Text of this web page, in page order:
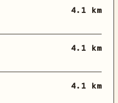
4.1 km
4.1 km
4.1 km